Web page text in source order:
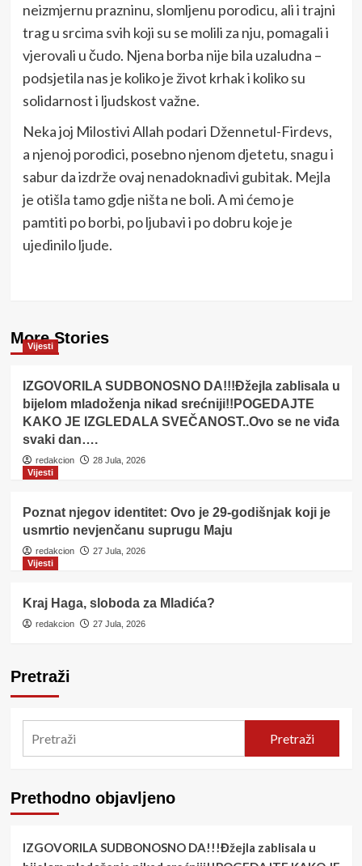
neizmjernu prazninu, slomljenu porodicu, ali i trajni
trag u srcima svih koji su se molili za nju, pomagali i
vjerovali u čudo. Njena borba nije bila uzaludna –
podsjetila nas je koliko je život krhak i koliko su
solidarnost i ljudskost važne.
Neka joj Milostivi Allah podari Džennetul-Firdevs,
a njenoj porodici, posebno njenom djetetu, snagu i
sabur da izdrže ovaj nenadoknadivi gubitak. Mejla
je otišla tamo gdje ništa ne boli. A mi ćemo je
pamtiti po borbi, po ljubavi i po dobru koje je
ujedinilo ljude.
More Stories
Vijesti
IZGOVORILA SUDBONOSNO DA!!!Đžejla zablisala u
bijelom mladoženja nikad srećniji!!POGEDAJTE
KAKO JE IZGLEDALA SVEČANOST..Ovo se ne viđa
svaki dan….
redakcion
28 Jula, 2026
Vijesti
Poznat njegov identitet: Ovo je 29-godišnjak koji je
usmrtio nevjenčanu suprugu Maju
redakcion
27 Jula, 2026
Vijesti
Kraj Haga, sloboda za Mladića?
redakcion 27 Jula, 2026
Pretraži
Pretraži
Prethodno objavljeno
IZGOVORILA SUDBONOSNO DA!!!Đžejla zablisala u